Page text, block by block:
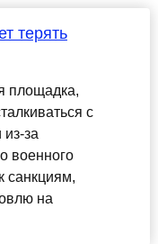
терять
площадка,
с
за
военного
санкциям,
на